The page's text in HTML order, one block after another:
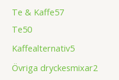
Te & Kaffe57
Te50
Kaffealternativ5
Övriga dryckesmixar2